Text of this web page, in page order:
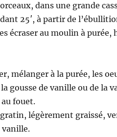
dans une grande
25′, à partir de
écraser au moulin à
mélanger à la purée, les
gousse de vanille ou de la
fouet.
légèrement graissé,
vanille.